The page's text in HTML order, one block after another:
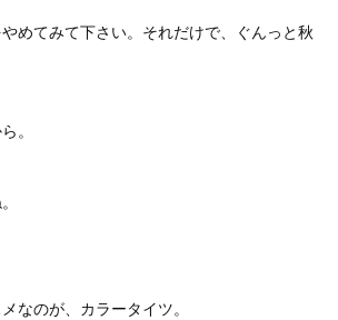
めてみて下さい。それだけで、ぐんっと秋
。
なのが、カラータイツ。